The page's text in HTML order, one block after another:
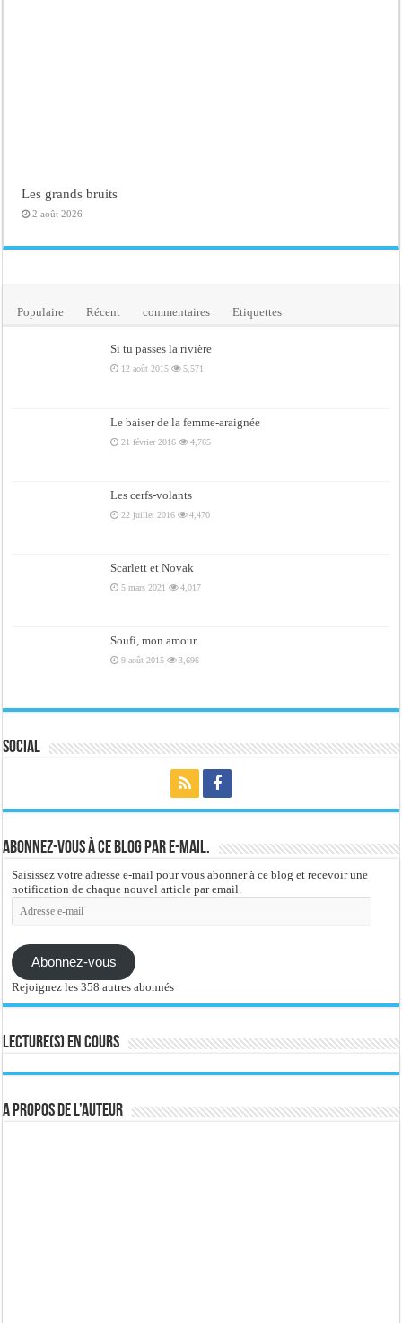
Les grands bruits
2 août 2026
Populaire Récent commentaires Etiquettes
Si tu passes la rivière
12 août 2015 5,571
Le baiser de la femme-araignée
21 février 2016 4,765
Les cerfs-volants
22 juillet 2016 4,470
Scarlett et Novak
5 mars 2021 4,017
Soufi, mon amour
9 août 2015 3,696
Social
Abonnez-vous à ce blog par e-mail.
Saisissez votre adresse e-mail pour vous abonner à ce blog et recevoir une
notification de chaque nouvel article par email.
Adresse
e-
Abonnez-vous
Rejoignez les 358 autres abonnés
Lecture(s) en cours
A propos de l’auteur